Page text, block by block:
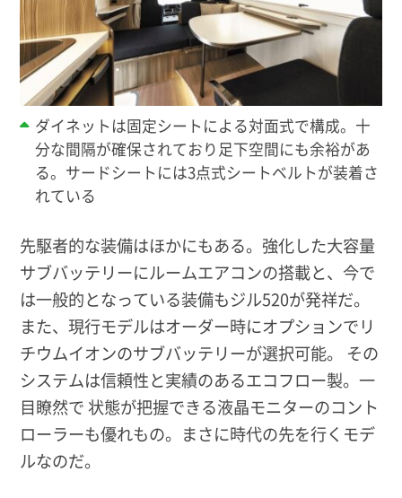
ダイネットは固定シートによる対面式で構成。十
分な間隔が確保されており足下空間にも余裕があ
る。サードシートには3点式シートベルトが装着さ
れている
先駆者的な装備はほかにもある。強化した大容量
サブバッテリーにルームエアコンの搭載と、今で
は一般的となっている装備もジル520が発祥だ。
また、現行モデルはオーダー時にオプションでリ
チウムイオンのサブバッテリーが選択可能。 その
システムは信頼性と実績のあるエコフロー製。一
目瞭然で 状態が把握できる液晶モニターのコント
ローラーも優れもの。まさに時代の先を行くモデ
ルなのだ。